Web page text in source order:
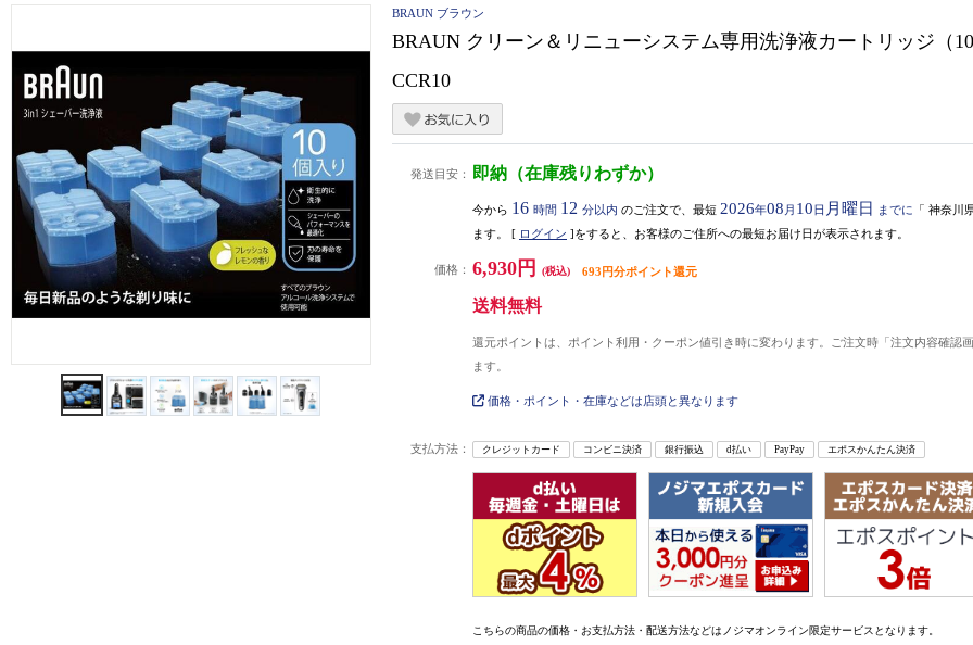
BRAUN ブラウン
BRAUN クリーン＆リニューシステム専用洗浄液カートリッジ（10
CCR10
発送目安： 即納（在庫残りわずか）
今から 16 時間 12 分以内 のご注文で、最短 2026年08 月 10日 月曜日 までに 「 神奈川
ます。 [ ログイン ]をすると、お客様のご住所への最短お届け日が表示されます。
価格： 6,930円 (税込) 693円分ポイント還元
送料無料
還元ポイントは、ポイント利用・クーポン値引き時に変わります。ご注文時「注文内容確認
ます。
価格・ポイント・在庫などは店頭と異なります
支払方法： クレジットカード コンビニ決済 銀行振込 d払い PayPay エポスかんたん決済
こちらの商品の価格・お支払方法・配送方法などはノジマオンライン限定サービスとなります。